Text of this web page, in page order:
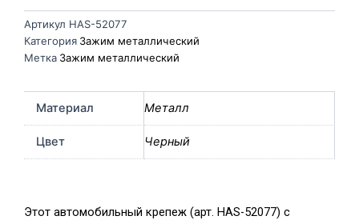
Артикул HAS-52077
Категория Зажим металлический
Метка Зажим металлический
Материал Металл
Цвет Черный
Этот автомобильный крепеж (арт. HAS-52077) с